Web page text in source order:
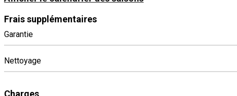
Frais supplémentaires
Garantie
Nettoyage
Charges